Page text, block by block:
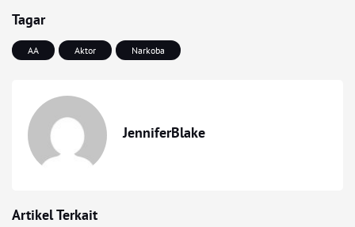
Tagar
AA Aktor Narkoba
JenniferBlake
Artikel Terkait